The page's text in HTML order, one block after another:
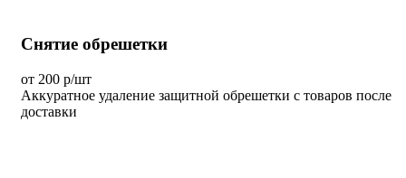
Снятие обрешетки
от 200 р/шт
Аккуратное удаление защитной обрешетки с товаров после
доставки